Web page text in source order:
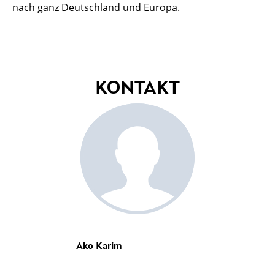
nach ganz Deutschland und Europa.
KONTAKT
Ako Karim